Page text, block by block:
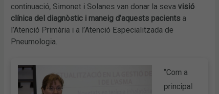
continuació, Simonet i Solanes van donar la seva visió
clínica del diagnòstic i maneig d’aquests pacients a
l’Atenció Primària i a l’Atenció Especialitzada de
Pneumologia.
“Com a
principal